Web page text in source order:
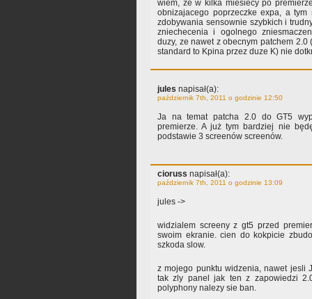
wiem, ze w kilka miesiecy po
obnizajacego poprzeczke expa, a tym
zdobywania sensownie szybkich i
zniechecenia i ogolnego
duzy, ze nawet z obecnym patchem
standard to Kpina przez duze K) nie
jules napisał(a):
październik 7th, 2011 o godzinie 12:50
Ja na temat patcha 2.0 do GT5
premierze. A już tym bardziej nie
podstawie 3 screenów screenów.
cioruss napisał(a):
październik 7th, 2011 o godzinie 13:09
jules ->
widzialem screeny z gt5 przed
swoim ekranie. cien do kokpicie
szkoda slow.
z mojego punktu widzenia, nawet jesli
tak zly panel jak ten z zapowiedzi
polyphony nalezy sie ban.